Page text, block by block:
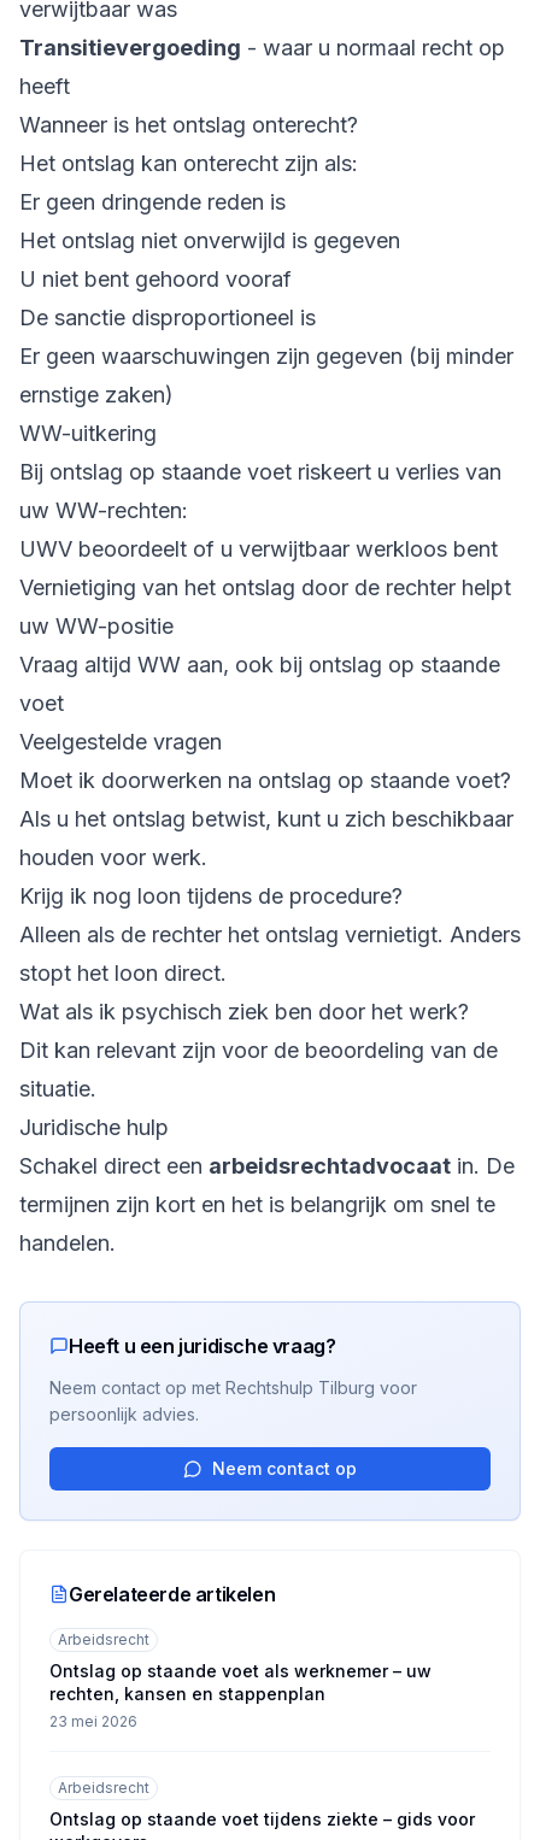
verwijtbaar was
Transitievergoeding - waar u normaal recht op
heeft
Wanneer is het ontslag onterecht?
Het ontslag kan onterecht zijn als:
Er geen dringende reden is
Het ontslag niet onverwijld is gegeven
U niet bent gehoord vooraf
De sanctie disproportioneel is
Er geen waarschuwingen zijn gegeven (bij minder
ernstige zaken)
WW-uitkering
Bij ontslag op staande voet riskeert u verlies van
uw WW-rechten:
UWV beoordeelt of u verwijtbaar werkloos bent
Vernietiging van het ontslag door de rechter helpt
uw WW-positie
Vraag altijd WW aan, ook bij ontslag op staande
voet
Veelgestelde vragen
Moet ik doorwerken na ontslag op staande voet?
Als u het ontslag betwist, kunt u zich beschikbaar
houden voor werk.
Krijg ik nog loon tijdens de procedure?
Alleen als de rechter het ontslag vernietigt. Anders
stopt het loon direct.
Wat als ik psychisch ziek ben door het werk?
Dit kan relevant zijn voor de beoordeling van de
situatie.
Juridische hulp
Schakel direct een arbeidsrechtadvocaat in. De
termijnen zijn kort en het is belangrijk om snel te
handelen.
Heeft u een juridische vraag?
Neem contact op met Rechtshulp Tilburg voor
persoonlijk advies.
Neem contact op
Gerelateerde artikelen
Arbeidsrecht
Ontslag op staande voet als werknemer – uw
rechten, kansen en stappenplan
23 mei 2026
Arbeidsrecht
Ontslag op staande voet tijdens ziekte – gids voor